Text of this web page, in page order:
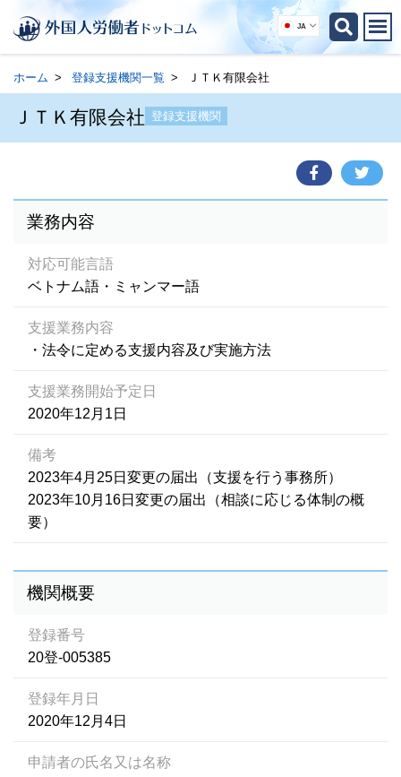
JA
ホーム 登録支援機関一覧 ＪＴＫ有限会社
ＪＴＫ有限会社 登録支援機関
業務内容
対応可能言語
ベトナム語・ミャンマー語
支援業務内容
・法令に定める支援内容及び実施方法
支援業務開始予定日
2020年12月1日
備考
2023年4月25日変更の届出（支援を行う事務所）
2023年10月16日変更の届出（相談に応じる体制の概
要）
機関概要
登録番号
20登-005385
登録年月日
2020年12月4日
申請者の氏名又は名称